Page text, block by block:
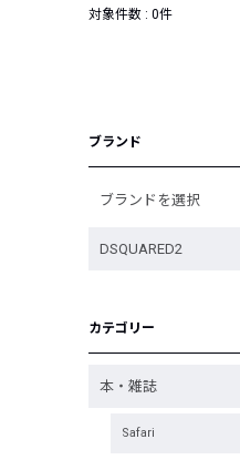
編集部のおすすめアイテム
対象件数 : 0件
ブランド
ブランドを選択
DSQUARED2
カテゴリー
本・雑誌
Safari